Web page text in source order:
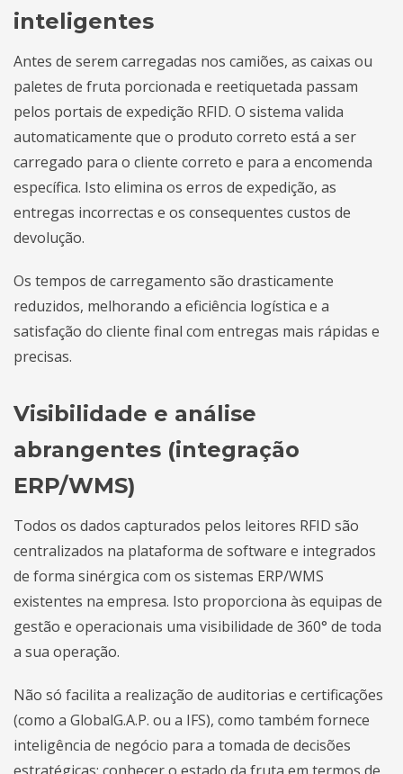
inteligentes
Antes de serem carregadas nos camiões, as caixas ou
paletes de fruta porcionada e reetiquetada passam
pelos portais de expedição RFID. O sistema valida
automaticamente que o produto correto está a ser
carregado para o cliente correto e para a encomenda
específica. Isto elimina os erros de expedição, as
entregas incorrectas e os consequentes custos de
devolução.
Os tempos de carregamento são drasticamente
reduzidos, melhorando a eficiência logística e a
satisfação do cliente final com entregas mais rápidas e
precisas.
Visibilidade e análise
abrangentes (integração
ERP/WMS)
Todos os dados capturados pelos leitores RFID são
centralizados na plataforma de software e integrados
de forma sinérgica com os sistemas ERP/WMS
existentes na empresa. Isto proporciona às equipas de
gestão e operacionais uma visibilidade de 360° de toda
a sua operação.
Não só facilita a realização de auditorias e certificações
(como a GlobalG.A.P. ou a IFS), como também fornece
inteligência de negócio para a tomada de decisões